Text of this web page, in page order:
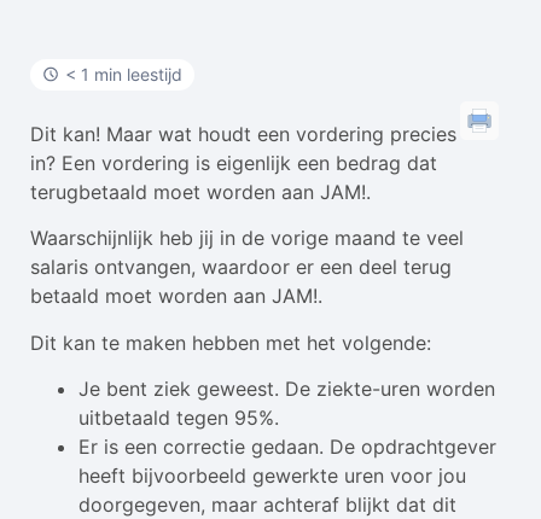
< 1 min leestijd
Dit kan! Maar wat houdt een vordering precies
in? Een vordering is eigenlijk een bedrag dat
terugbetaald moet worden aan JAM!.
Waarschijnlijk heb jij in de vorige maand te veel
salaris ontvangen, waardoor er een deel terug
betaald moet worden aan JAM!.
Dit kan te maken hebben met het volgende:
Je bent ziek geweest. De ziekte-uren worden
uitbetaald tegen 95%.
Er is een correctie gedaan. De opdrachtgever
heeft bijvoorbeeld gewerkte uren voor jou
doorgegeven, maar achteraf blijkt dat dit